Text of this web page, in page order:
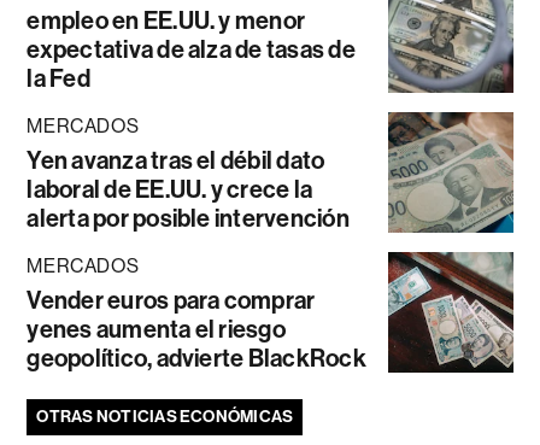
empleo en EE.UU. y menor
expectativa de alza de tasas de
la Fed
MERCADOS
Yen avanza tras el débil dato
laboral de EE.UU. y crece la
alerta por posible intervención
MERCADOS
Vender euros para comprar
yenes aumenta el riesgo
geopolítico, advierte BlackRock
OTRAS NOTICIAS ECONÓMICAS